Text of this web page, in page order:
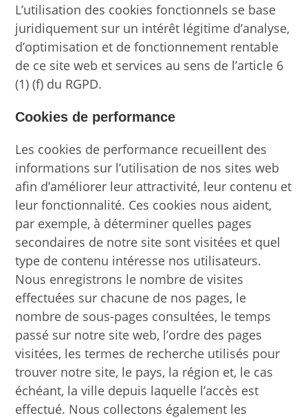
L’utilisation des cookies fonctionnels se base
juridiquement sur un intérêt légitime d’analyse,
d’optimisation et de fonctionnement rentable
de ce site web et services au sens de l’article 6
(1) (f) du RGPD.
Cookies de performance
Les cookies de performance recueillent des
informations sur l’utilisation de nos sites web
afin d’améliorer leur attractivité, leur contenu et
leur fonctionnalité. Ces cookies nous aident,
par exemple, à déterminer quelles pages
secondaires de notre site sont visitées et quel
type de contenu intéresse nos utilisateurs.
Nous enregistrons le nombre de visites
effectuées sur chacune de nos pages, le
nombre de sous-pages consultées, le temps
passé sur notre site web, l’ordre des pages
visitées, les termes de recherche utilisés pour
trouver notre site, le pays, la région et, le cas
échéant, la ville depuis laquelle l’accès est
effectué. Nous collectons également les